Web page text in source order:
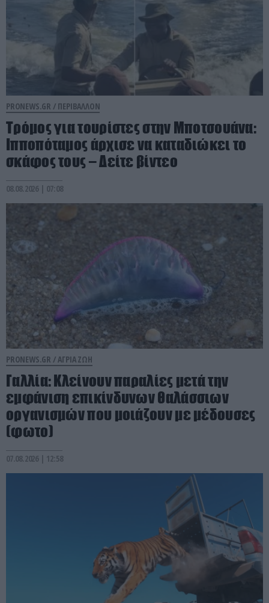
PRONEWS.GR / ΠΕΡΙΒΑΛΛΟΝ
Τρόμος για τουρίστες στην Μποτσουάνα:
Ιπποπόταμος άρχισε να καταδιώκει το
σκάφος τους – Δείτε βίντεο
08.08.2026 | 07:08
PRONEWS.GR / ΑΓΡΙΑ ΖΩΗ
Γαλλία: Κλείνουν παραλίες μετά την
εμφάνιση επικίνδυνων θαλάσσιων
οργανισμών που μοιάζουν με μέδουσες
(φωτο)
07.08.2026 | 12:58